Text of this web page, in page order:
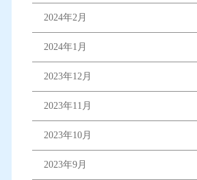
2024年2月
2024年1月
2023年12月
2023年11月
2023年10月
2023年9月